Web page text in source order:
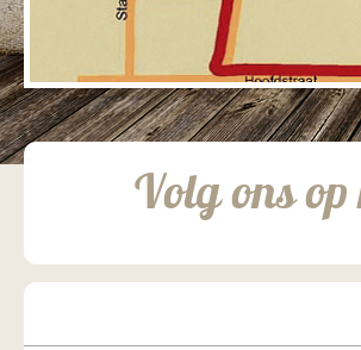
Volg ons op